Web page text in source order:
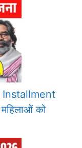
Installment
को